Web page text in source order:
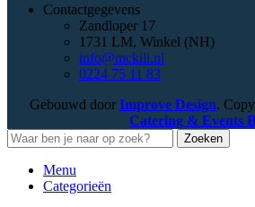
Contactgegevens
Zandloper 17
1731 LM, Winkel (NH)
info@mckili.nl
0224 75 11 83
Gebouwd door Improve Design.
Catering & Events
Zoeken
Menu
Categorieën